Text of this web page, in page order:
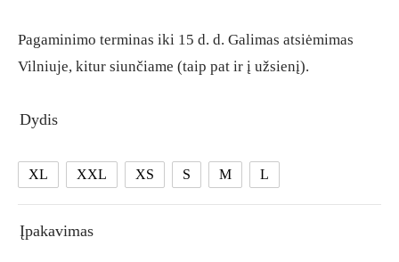
Pagaminimo terminas iki 15 d. d. Galimas atsiėmimas
Vilniuje, kitur siunčiame (taip pat ir į užsienį).
Dydis
XL XXL XS S M L
Įpakavimas